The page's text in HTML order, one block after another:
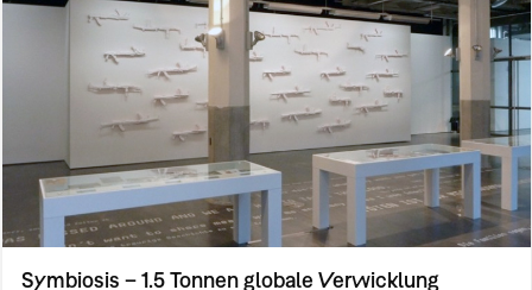
Symbiosis – 1.5 Tonnen globale Verwicklung